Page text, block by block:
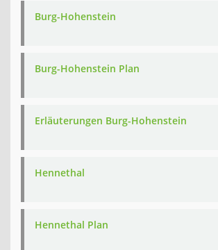
Burg-Hohenstein
Burg-Hohenstein Plan
Erläuterungen Burg-Hohenstein
Hennethal
Hennethal Plan